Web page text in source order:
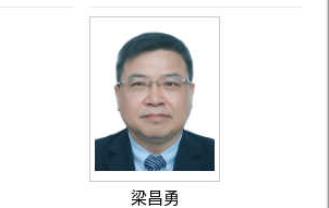
梁昌勇